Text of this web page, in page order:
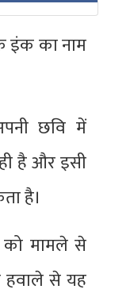
इंक का नाम
छवि में
है और इसी
है।
मामले से
हवाले से यह